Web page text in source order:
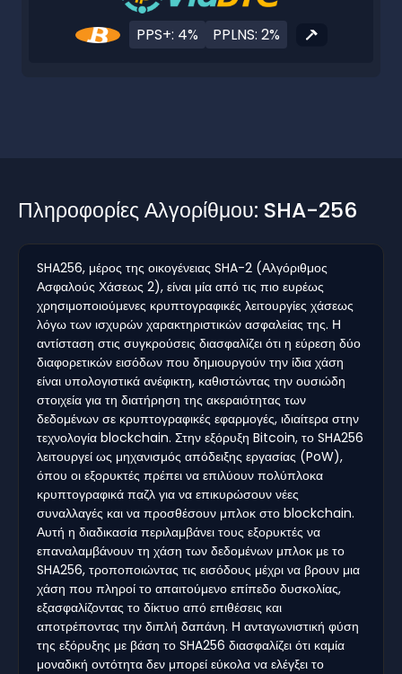
PPS+: 4% PPLNS: 2%
Πληροφορίες Αλγορίθμου: SHA-256
SHA256, μέρος της οικογένειας SHA-2 (Αλγόριθμος
Ασφαλούς Χάσεως 2), είναι μία από τις πιο ευρέως
χρησιμοποιούμενες κρυπτογραφικές λειτουργίες χάσεως
λόγω των ισχυρών χαρακτηριστικών ασφαλείας της. Η
αντίσταση στις συγκρούσεις διασφαλίζει ότι η εύρεση δύο
διαφορετικών εισόδων που δημιουργούν την ίδια χάση
είναι υπολογιστικά ανέφικτη, καθιστώντας την ουσιώδη
στοιχεία για τη διατήρηση της ακεραιότητας των
δεδομένων σε κρυπτογραφικές εφαρμογές, ιδιαίτερα στην
τεχνολογία blockchain. Στην εξόρυξη Bitcoin, το SHA256
λειτουργεί ως μηχανισμός απόδειξης εργασίας (PoW),
όπου οι εξορυκτές πρέπει να επιλύουν πολύπλοκα
κρυπτογραφικά παζλ για να επικυρώσουν νέες
συναλλαγές και να προσθέσουν μπλοκ στο blockchain.
Αυτή η διαδικασία περιλαμβάνει τους εξορυκτές να
επαναλαμβάνουν τη χάση των δεδομένων μπλοκ με το
SHA256, τροποποιώντας τις εισόδους μέχρι να βρουν μια
χάση που πληροί το απαιτούμενο επίπεδο δυσκολίας,
εξασφαλίζοντας το δίκτυο από επιθέσεις και
αποτρέποντας την διπλή δαπάνη. Η ανταγωνιστική φύση
της εξόρυξης με βάση το SHA256 διασφαλίζει ότι καμία
μοναδική οντότητα δεν μπορεί εύκολα να ελέγξει το